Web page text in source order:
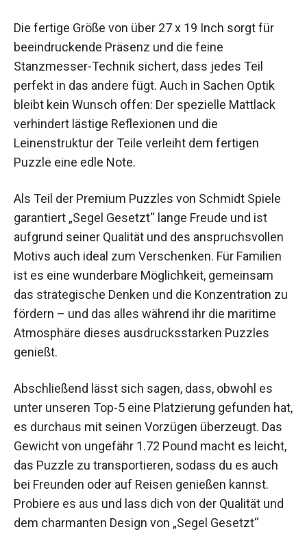
Die fertige Größe von über 27 x 19 Inch sorgt für
beeindruckende Präsenz und die feine
Stanzmesser-Technik sichert, dass jedes Teil
perfekt in das andere fügt. Auch in Sachen Optik
bleibt kein Wunsch offen: Der spezielle Mattlack
verhindert lästige Reflexionen und die
Leinenstruktur der Teile verleiht dem fertigen
Puzzle eine edle Note.
Als Teil der Premium Puzzles von Schmidt Spiele
garantiert „Segel Gesetzt“ lange Freude und ist
aufgrund seiner Qualität und des anspruchsvollen
Motivs auch ideal zum Verschenken. Für Familien
ist es eine wunderbare Möglichkeit, gemeinsam
das strategische Denken und die Konzentration zu
fördern – und das alles während ihr die maritime
Atmosphäre dieses ausdrucksstarken Puzzles
genießt.
Abschließend lässt sich sagen, dass, obwohl es
unter unseren Top-5 eine Platzierung gefunden hat,
es durchaus mit seinen Vorzügen überzeugt. Das
Gewicht von ungefähr 1.72 Pound macht es leicht,
das Puzzle zu transportieren, sodass du es auch
bei Freunden oder auf Reisen genießen kannst.
Probiere es aus und lass dich von der Qualität und
dem charmanten Design von „Segel Gesetzt“